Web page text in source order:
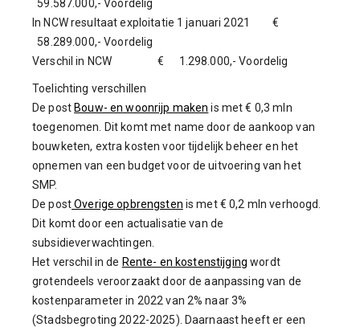
59.587.000,- Voordelig
In NCW resultaat exploitatie 1 januari 2021 €
58.289.000,- Voordelig
Verschil in NCW € 1.298.000,- Voordelig
Toelichting verschillen
De post Bouw- en woonrijp maken is met € 0,3 mln
toegenomen. Dit komt met name door de aankoop van
bouwketen, extra kosten voor tijdelijk beheer en het
opnemen van een budget voor de uitvoering van het
SMP.
De postOverige opbrengsten is met € 0,2 mln verhoogd.
Dit komt door een actualisatie van de
subsidieverwachtingen.
Het verschil in de Rente- en kostenstijging wordt
grotendeels veroorzaakt door de aanpassing van de
kostenparameter in 2022 van 2% naar 3%
(Stadsbegroting 2022-2025). Daarnaast heeft er een